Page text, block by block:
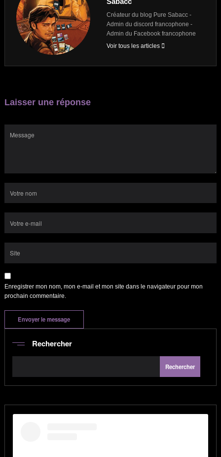
Créateur du blog Pure Sabacc -
Admin du discord francophone -
Admin du Facebook francophone
Voir tous les articles
Laisser une réponse
Enregistrer mon nom, mon e-mail et mon site dans le navigateur pour mon
prochain commentaire.
Rechercher
Rechercher